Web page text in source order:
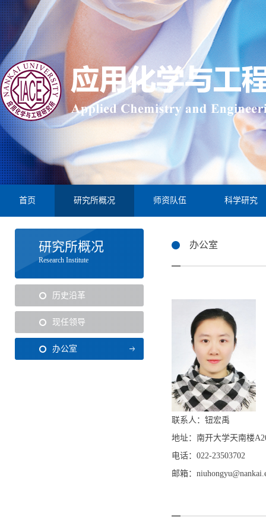
首页 研究所概况 师资队伍 科学研究
研究所概况
Research Institute
历史沿革
现任领导
办公室
办公室
联系人：钮宏禹
地址：南开大学天南楼
电话：022-23503702
邮箱：